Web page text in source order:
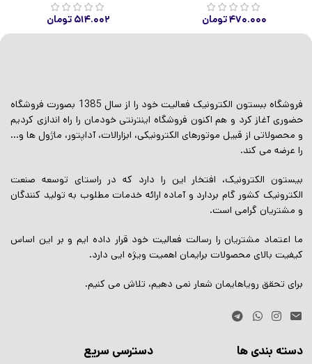
۴۷۰.۰۰۰تومان ۵۱۴.۰۰۲ تومان
فروشگاه ببستون الکترونیک فعالیت خود را از سال 1385 بصورت فروشگاه
حضوری آغاز کرد و هم اکنون فروشگاه اینترنتی خودمان را راه اندازی کردیم
و محصولاتی از قبیل موتورهای الکترونیکی، ابزارالات، آداپتور، ماژول ها و…
را عرضه می کند.
بیستون الکترونیک، افتخار این را دارد که در راستای توسعه صنعت
الکترونیک کشور گام بردارد و آماده ارائه خدمات مطلوب به تولید کنندگان
و مشتریان گرامی است.
ما اعتماد مشتریان را رسالت فعالیت خود قرار داده ایم و بر این اساس
کیفیت بالای محصولات برایمان اهمیت ویژه ایی دارد.
برای تحقق رویاهایمان شعار نمی دهیم، تلاش می کنیم.
دسته بندی ها دسترسی سریع